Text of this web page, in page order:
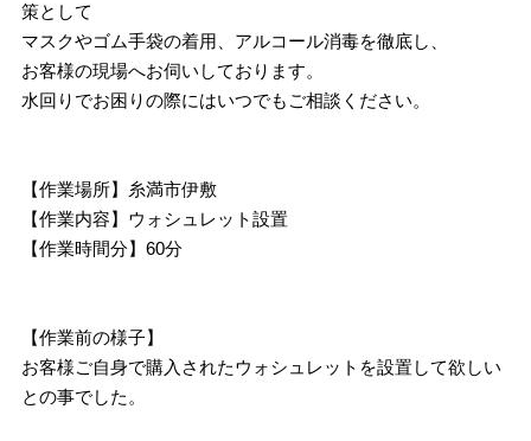
策として
マスクやゴム手袋の着用、アルコール消毒を徹底し、
お客様の現場へお伺いしております。
水回りでお困りの際にはいつでもご相談ください。
【作業場所】糸満市伊敷
【作業内容】ウォシュレット設置
【作業時間分】60分
【作業前の様子】
お客様ご自身で購入されたウォシュレットを設置して欲しい
との事でした。